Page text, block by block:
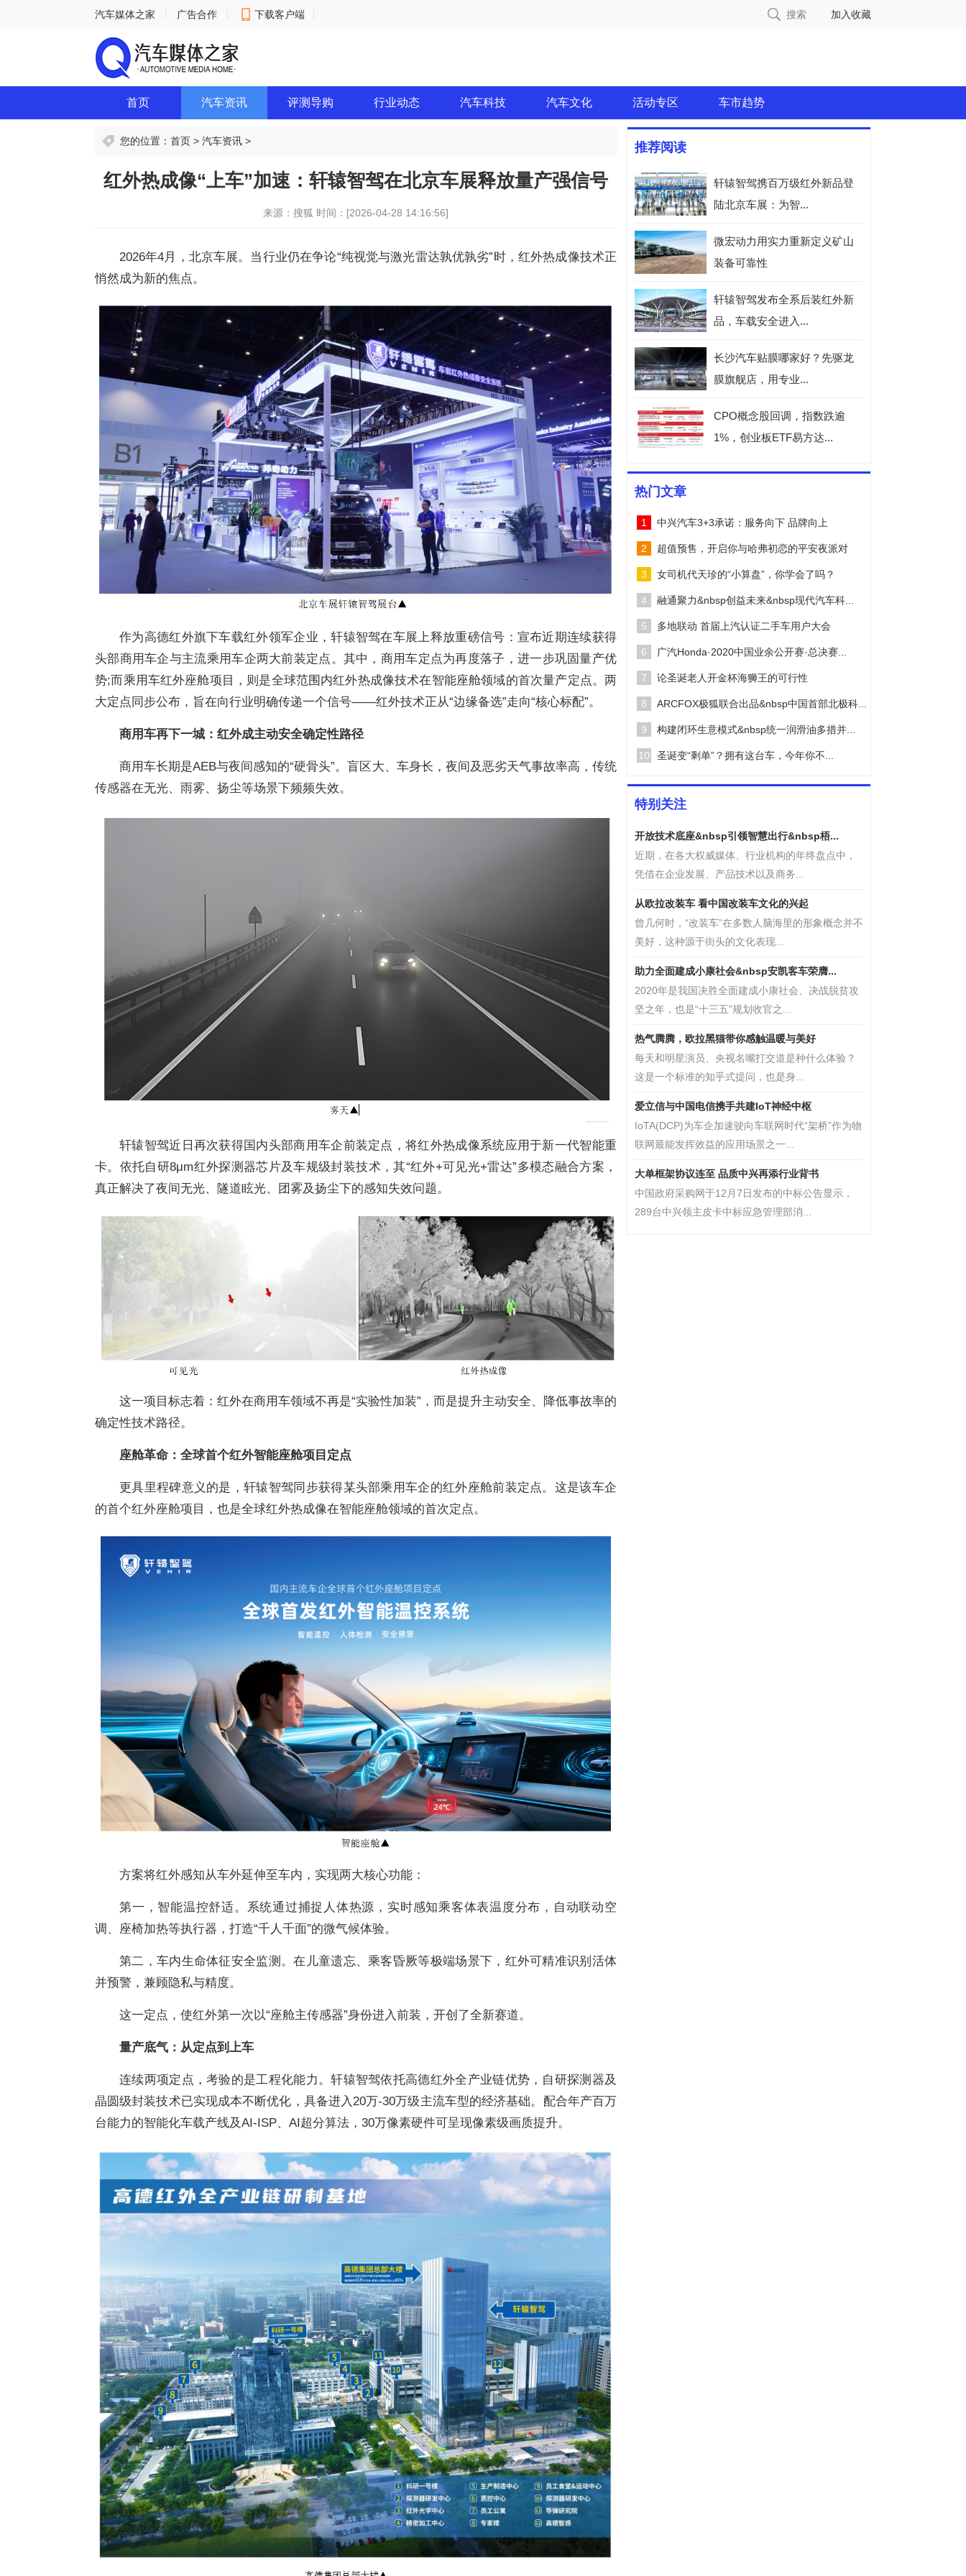
汽车媒体之家 广告合作 下载客户端
意见反馈
搜索 加入收藏
首页 汽车资讯 评测导购 行业动态 汽车科技 汽车文化 活动专区 车市趋势
您的位置： 首页 > 汽车资讯 >
红外热成像“上车”加速：轩辕智驾在北京车展释放量产强信号
来源：搜狐 时间：[2026-04-28 14:16:56]
2026年4月，北京车展。当行业仍在争论“纯视觉与激光雷达孰优孰劣”时，红外热成像技术正
悄然成为新的焦点。
作为高德红外旗下车载红外领军企业，轩辕智驾在车展上释放重磅信号：宣布近期连续获得
头部商用车企与主流乘用车企两大前装定点。其中，商用车定点为再度落子，进一步巩固量产优
势;而乘用车红外座舱项目，则是全球范围内红外热成像技术在智能座舱领域的首次量产定点。两
大定点同步公布，旨在向行业明确传递一个信号——红外技术正从“边缘备选”走向“核心标配”。
商用车再下一城：红外成主动安全确定性路径
商用车长期是AEB与夜间感知的“硬骨头”。盲区大、车身长，夜间及恶劣天气事故率高，传统
传感器在无光、雨雾、扬尘等场景下频频失效。
轩辕智驾近日再次获得国内头部商用车企前装定点，将红外热成像系统应用于新一代智能重
卡。依托自研8μm红外探测器芯片及车规级封装技术，其“红外+可见光+雷达”多模态融合方案，
真正解决了夜间无光、隧道眩光、团雾及扬尘下的感知失效问题。
这一项目标志着：红外在商用车领域不再是“实验性加装”，而是提升主动安全、降低事故率的
确定性技术路径。
座舱革命：全球首个红外智能座舱项目定点
更具里程碑意义的是，轩辕智驾同步获得某头部乘用车企的红外座舱前装定点。这是该车企
的首个红外座舱项目，也是全球红外热成像在智能座舱领域的首次定点。
方案将红外感知从车外延伸至车内，实现两大核心功能：
第一，智能温控舒适。系统通过捕捉人体热源，实时感知乘客体表温度分布，自动联动空
调、座椅加热等执行器，打造“千人千面”的微气候体验。
第二，车内生命体征安全监测。在儿童遗忘、乘客昏厥等极端场景下，红外可精准识别活体
并预警，兼顾隐私与精度。
这一定点，使红外第一次以“座舱主传感器”身份进入前装，开创了全新赛道。
量产底气：从定点到上车
连续两项定点，考验的是工程化能力。轩辕智驾依托高德红外全产业链优势，自研探测器及
晶圆级封装技术已实现成本不断优化，具备进入20万-30万级主流车型的经济基础。配合年产百万
台能力的智能化车载产线及AI-ISP、AI超分算法，30万像素硬件可呈现像素级画质提升。
推荐阅读
轩辕智驾携百万级红外新品登
陆北京车展：为智...
微宏动力用实力重新定义矿山
装备可靠性
轩辕智驾发布全系后装红外新
品，车载安全进入...
长沙汽车贴膜哪家好？先驱龙
膜旗舰店，用专业...
CPO概念股回调，指数跌逾
1%，创业板ETF易方达...
热门文章
1 中兴汽车3+3承诺：服务向下 品牌向上
2 超值预售，开启你与哈弗初恋的平安夜派对
3 女司机代天珍的“小算盘”，你学会了吗？
4 融通聚力&nbsp创益未来&nbsp现代汽车科...
5 多地联动 首届上汽认证二手车用户大会
6 广汽Honda·2020中国业余公开赛·总决赛...
7 ​论圣诞老人开金杯海狮王的可行性
8 ARCFOX极狐联合出品&nbsp中国首部北极科...
9 构建闭环生意模式&nbsp统一润滑油多措并...
10 圣诞变“剩单”？拥有这台车，今年你不...
特别关注
开放技术底座&nbsp引领智慧出行&nbsp梧...
近期，在各大权威媒体、行业机构的年终盘点中，
凭借在企业发展、产品技术以及商务...
从欧拉改装车 看中国改装车文化的兴起
曾几何时，“改装车”在多数人脑海里的形象概念并不
美好，这种源于街头的文化表现...
助力全面建成小康社会&nbsp安凯客车荣膺...
2020年是我国决胜全面建成小康社会、决战脱贫攻
坚之年，也是“十三五”规划收官之...
热气腾腾，欧拉黑猫带你感触温暖与美好
每天和明星演员、央视名嘴打交道是种什么体验？
这是一个标准的知乎式提问，也是身...
爱立信与中国电信携手共建IoT神经中枢
IoTA(DCP)为车企加速驶向车联网时代“架桥”作为物
联网最能发挥效益的应用场景之一...
大单框架协议连至 品质中兴再添行业背书
中国政府采购网于12月7日发布的中标公告显示，
289台中兴领主皮卡中标应急管理部消...